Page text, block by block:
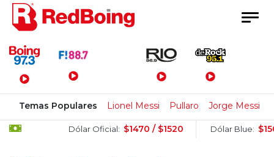
Menú Principal
Temas Populares Lionel Messi Pullaro Jorge Messi
Dólar Oficial: $1470 / $1520 Dólar Blue: $1505 /